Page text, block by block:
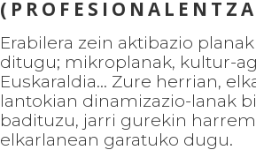
Erabilera zein aktibazio
ditugu; mikroplanak, kultur-
Euskaraldia... Zure herrian,
lantokian dinamizazio-lanak
badituzu, jarri gurekin
elkarlanean garatuko dugu.